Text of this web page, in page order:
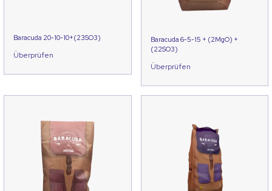
Baracuda 20-10-10+(23SO3)
Überprüfen
Baracuda 6-5-15 + (2MgO) +
(22SO3)
Überprüfen